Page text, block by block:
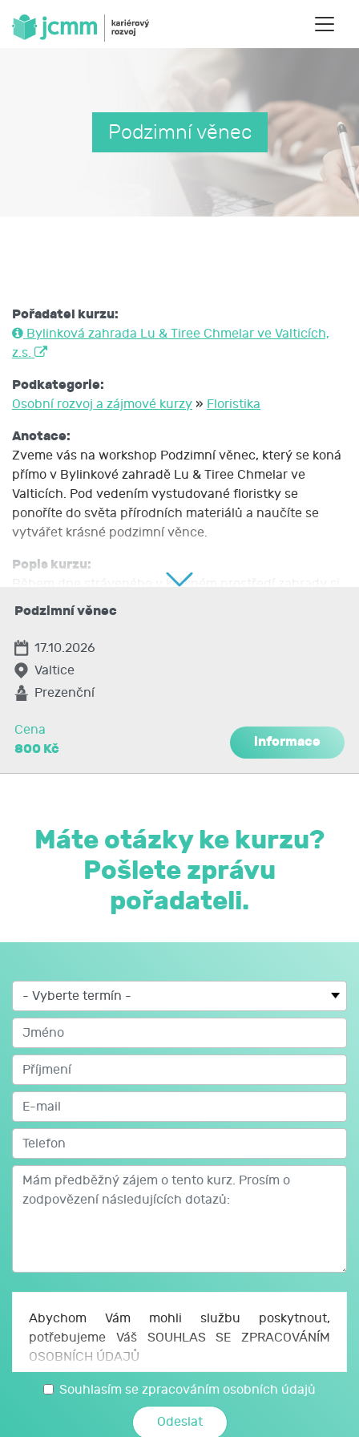
Podzimní věnec
Pořadatel kurzu:
Bylinková zahrada Lu & Tiree Chmelar ve Valticích,
z.s.
Podkategorie:
Osobní rozvoj a zájmové kurzy » Floristika
Anotace:
Zveme vás na workshop Podzimní věnec, který se koná
přímo v Bylinkové zahradě Lu & Tiree Chmelar ve
Valticích. Pod vedením vystudované floristky se
ponoříte do světa přírodních materiálů a naučíte se
vytvářet krásné podzimní věnce.
Popis kurzu:
Během dne stráveného v krásném prostředí zahrady si
nejen odpočinete, ale také si odnesete domů
podzimní den plný kreativity!
Podzimní věnec
17.10.2026
Valtice
Prezenční
informace
Cena
800 Kč
Máte otázky ke kurzu?
Pošlete zprávu
pořadateli.
Abychom Vám mohli službu poskytnout,
potřebujeme Váš SOUHLAS SE ZPRACOVÁNÍM
OSOBNÍCH ÚDAJŮ
Uděluji JCMM, z. s. p. o., sídlo Česká 166/11, 602
00 Brno, IČO: 750 64 707 (JCMM) souhlas se
zpracováním svých osobních a citlivých údajů,
Souhlasím se zpracováním osobních údajů